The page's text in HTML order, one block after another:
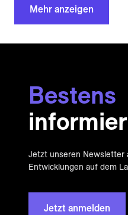
Mehr anzeigen
Bestens
Jetzt unseren Newsletter
Entwicklungen auf dem
Jetzt anmelden